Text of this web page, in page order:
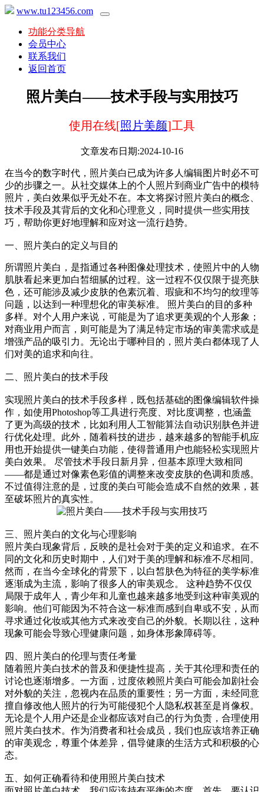
www.tu123456.com
功能分类导航
会员中心
联系我们
返回首页
照片美白——技术手段与实用技巧
使用在线[照片美颜]工具
文章发布日期:2024-10-16
在当今的数字时代，照片美白已成为许多人编辑图片时必不可
少的步骤之一。从社交媒体上的个人照片到商业广告中的模特
照片，美白效果似乎无处不在。本文将探讨照片美白的概念、
技术手段及其背后的文化和心理意义，同时提供一些实用技
巧，帮助你更好地理解和应对这一流行趋势。
一、照片美白的定义与目的
所谓照片美白，是指通过各种图像处理技术，使照片中的人物
肌肤看起来更加白皙细腻的过程。这一过程不仅仅限于提亮肤
色，还可能涉及减少皮肤的色素沉着、瑕疵和不均匀的纹理等
问题，以达到一种理想化的审美标准。 照片美白的目的多种
多样。对个人用户来说，可能是为了追求更美观的个人形象；
对商业用户而言，则可能是为了满足特定市场的审美需求或是
增强产品的吸引力。无论出于哪种目的，照片美白都体现了人
们对美的追求和向往。
二、照片美白的技术手段
实现照片美白的技术手段多样，既包括基础的图像编辑软件操
作，如使用Photoshop等工具进行亮度、对比度调整，也涵盖
了更为高级的技术，比如利用人工智能算法自动识别肤色并进
行优化处理。此外，随着科技的进步，越来越多的智能手机应
用也开始提供一键美白功能，使得普通用户也能轻松实现照片
美白效果。 尽管技术手段日新月异，但基本原理大致相同
——都是通过对像素色彩值的调整来改变皮肤的色调和质感。
不过值得注意的是，过度的美白可能会造成不自然的效果，甚
至破坏照片的真实性。
三、照片美白的文化与心理影响
照片美白现象背后，反映的是社会对于美的定义和追求。在不
同的文化和历史时期中，人们对于美的理解和标准不尽相同。
然而，在当今全球化的背景下，以白皙肤色为特征的美学标准
逐渐成为主流，影响了很多人的审美观念。 这种趋势不仅仅
局限于成年人，青少年和儿童也越来越多地受到这种审美观的
影响。他们可能因为不符合这一标准而感到自卑或不安，从而
寻求通过化妆或其他方式来改变自己的外貌。长期以往，这种
现象可能会导致心理健康问题，如身体形象障碍等。
四、照片美白的伦理与责任考量
随着照片美白技术的普及和便捷性提高，关于其伦理和责任的
讨论也逐渐增多。一方面，过度依赖照片美白可能会加剧社会
对外貌的关注，忽视内在品质的重要性；另一方面，未经同意
擅自修改他人照片的行为可能侵犯个人隐私权甚至是肖像权。
无论是个人用户还是企业都应该对自己的行为负责，合理使用
照片美白技术。作为消费者和社会成员，我们也应该培养正确
的审美观念，尊重个体差异，倡导健康的生活方式和积极的心
态。
五、如何正确看待和使用照片美白技术